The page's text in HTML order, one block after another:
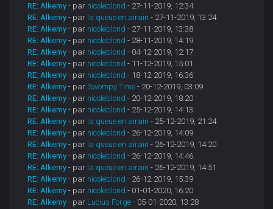
RE: Alkemy - par nicoleblond - 27-11-2019, 12:34
RE: Alkemy - par la queue en airain - 27-11-2019, 13:24
RE: Alkemy - par nicoleblond - 27-11-2019, 13:38
RE: Alkemy - par nicoleblond - 28-11-2019, 14:19
RE: Alkemy - par nicoleblond - 04-12-2019, 12:17
RE: Alkemy - par nicoleblond - 11-12-2019, 15:01
RE: Alkemy - par nicoleblond - 18-12-2019, 16:36
RE: Alkemy - parSwompy Time - 20-12-2019, 03:09
RE: Alkemy - par nicoleblond - 20-12-2019, 18:20
RE: Alkemy - par nicoleblond - 25-12-2019, 14:13
RE: Alkemy - par la queue en airain - 25-12-2019, 21:24
RE: Alkemy - par nicoleblond - 26-12-2019, 14:09
RE: Alkemy - par la queue en airain - 26-12-2019, 14:20
RE: Alkemy - par nicoleblond - 26-12-2019, 14:46
RE: Alkemy - par la queue en airain - 26-12-2019, 14:51
RE: Alkemy - par nicoleblond - 26-12-2019, 15:39
RE: Alkemy - par nicoleblond - 01-01-2020, 16:20
RE: Alkemy - par Lucius Forge - 05-01-2020, 13:28